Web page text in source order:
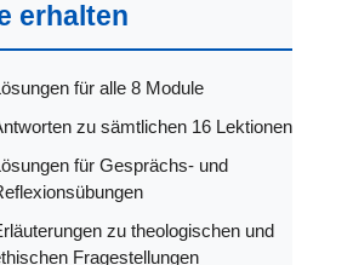
erhalten
für alle 8 Module
zu sämtlichen 16 Lektionen
für Gesprächs- und
zu theologischen und
Fragestellungen